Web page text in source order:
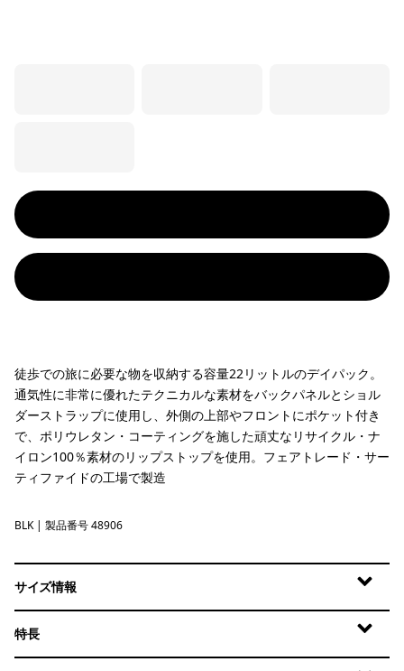
徒歩での旅に必要な物を収納する容量22リットルのデイパック。
通気性に非常に優れたテクニカルな素材をバックパネルとショル
ダーストラップに使用し、外側の上部やフロントにポケット付き
で、ポリウレタン・コーティングを施した頑丈なリサイクル・ナ
イロン100％素材のリップストップを使用。フェアトレード・サー
ティファイドの工場で製造
Black
BLK | 製品番号 48906
サイズ情報
特長